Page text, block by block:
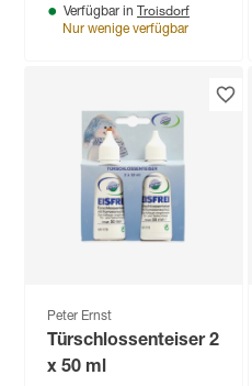
Verfügbar in Troisdorf
Nur wenige verfügbar
Peter Ernst
Türschlossenteiser 2
x 50 ml